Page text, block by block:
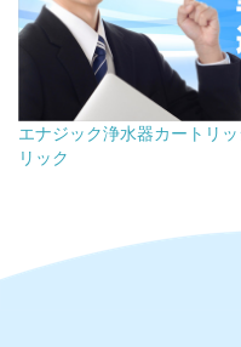
エナジック浄水器カートリ
リック